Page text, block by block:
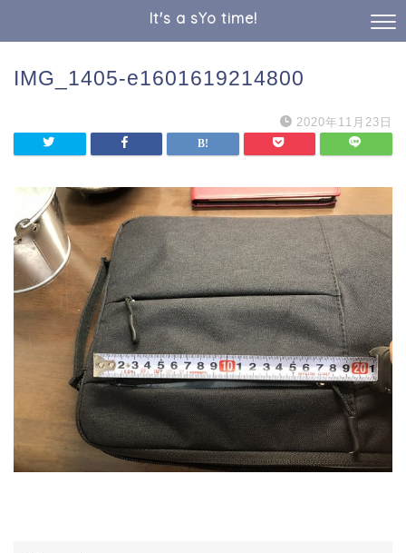
It's a sYo time!
IMG_1405-e1601619214800
2020年11月23日